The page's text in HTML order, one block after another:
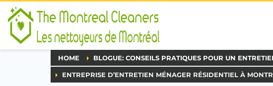
HOME BLOGUE: CONSEILS PRATIQUES POUR UN
ENTREPRISE D’ENTRETIEN MÉNAGER RÉSIDENTIEL À